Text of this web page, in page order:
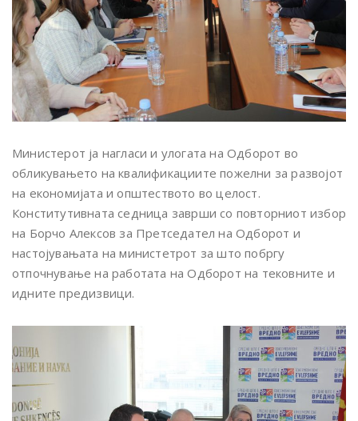
Министерот ја нагласи и улогата на Одборот во
обликувањето на квалификациите пожелни за развојот
на економијата и општеството во целост.
Конститутивната седница заврши со повторниот избор
на Борчо Алексов за Претседател на Одборот и
настојувањата на министетрот за што побргу
отпочнување на работата на Одборот на тековните и
идните предизвици.